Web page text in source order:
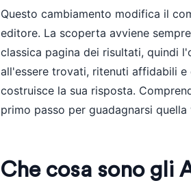
Questo cambiamento modifica il
editore. La scoperta avviene
classica pagina dei risultati, quindi
all'essere trovati, ritenuti affidabili
costruisce la sua risposta.
primo passo per guadagnarsi quella
Che cosa sono gli